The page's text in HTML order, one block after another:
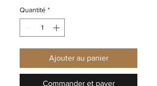
Quantité *
Ajouter au panier
Commander et payer